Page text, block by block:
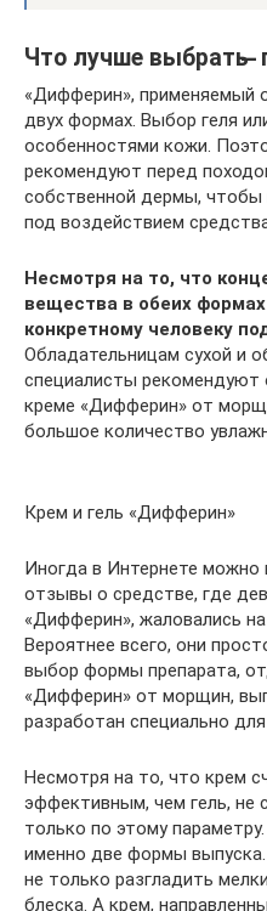
Что лучше выбрать
«Дифферин», применяемый
двух формах. Выбор геля
особенностями кожи.
рекомендуют перед
собственной дермы, чтобы
под воздействием
Несмотря на то, что
вещества в обеих
конкретному человеку
Обладательницам сухой и
специалисты рекомендуют
креме «Дифферин» от
большое количество
Крем и гель «Дифферин»
Иногда в Интернете можно
отзывы о средстве, где
«Дифферин», жаловались
Вероятнее всего, они
выбор формы препарата,
«Дифферин» от морщин,
разработан специально
Несмотря на то, что крем
эффективным, чем гель, не
только по этому
именно две формы
не только разгладить
блеска. А крем,